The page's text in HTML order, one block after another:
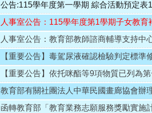
公告:115學年度第一學期 綜合活動預定表